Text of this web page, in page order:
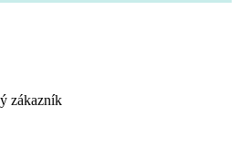
zákazník